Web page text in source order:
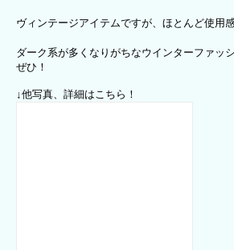
ヴィンテージアイテムですが、ほとんど使用
ダーク系が多くなりがちなウインターファッ
ぜひ！
↓他写真、詳細はこちら！